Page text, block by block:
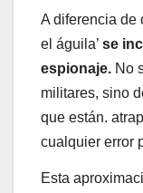
A diferencia de
el águila’ se
espionaje. No
militares, sino
que están.
cualquier error
Esta